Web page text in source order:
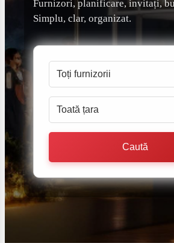
Furnizori, planificare, invitați,
Simplu, clar, organizat.
Toți furnizorii
Toată țara
Caută